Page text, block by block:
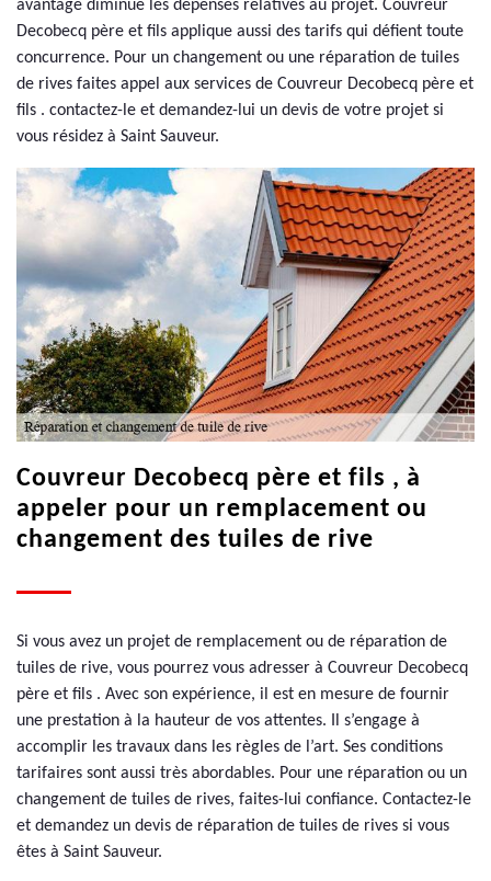
avantage diminue les dépenses relatives au projet. Couvreur
Decobecq père et fils applique aussi des tarifs qui défient toute
concurrence. Pour un changement ou une réparation de tuiles
de rives faites appel aux services de Couvreur Decobecq père et
fils . contactez-le et demandez-lui un devis de votre projet si
vous résidez à Saint Sauveur.
Couvreur Decobecq père et fils , à
appeler pour un remplacement ou
changement des tuiles de rive
Si vous avez un projet de remplacement ou de réparation de
tuiles de rive, vous pourrez vous adresser à Couvreur Decobecq
père et fils . Avec son expérience, il est en mesure de fournir
une prestation à la hauteur de vos attentes. Il s’engage à
accomplir les travaux dans les règles de l’art. Ses conditions
tarifaires sont aussi très abordables. Pour une réparation ou un
changement de tuiles de rives, faites-lui confiance. Contactez-le
et demandez un devis de réparation de tuiles de rives si vous
êtes à Saint Sauveur.